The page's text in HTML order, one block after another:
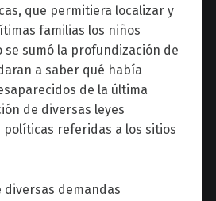
que permitiera localizar y
familias los niños
se sumó la profundización de
a saber qué había
de la última
de diversas leyes
políticas referidas a los sitios
diversas demandas